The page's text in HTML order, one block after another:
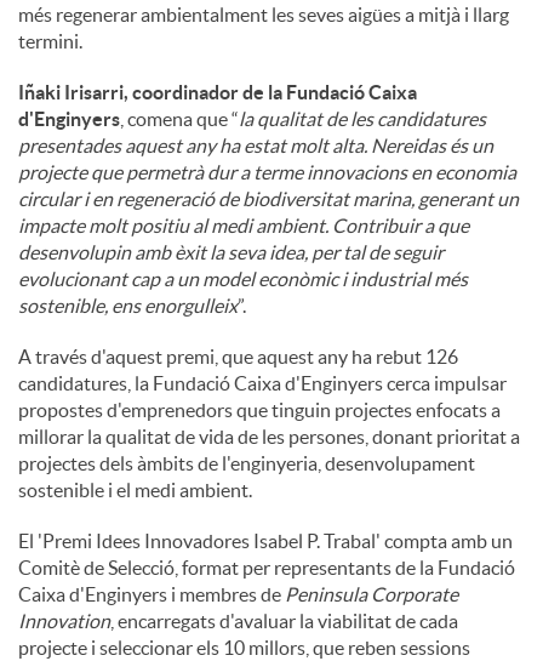
més regenerar ambientalment les seves aigües a mitjà i llarg
termini.
Iñaki Irisarri, coordinador de la Fundació Caixa
d'Enginyers , comena que “la qualitat de les candidatures
presentades aquest any ha estat molt alta. Nereidas és un
projecte que permetrà dur a terme innovacions en economia
circular i en regeneració de biodiversitat marina, generant un
impacte molt positiu al medi ambient. Contribuir a que
desenvolupin amb èxit la seva idea, per tal de seguir
evolucionant cap a un model econòmic i industrial més
sostenible, ens enorgulleix”.
A través d'aquest premi, que aquest any ha rebut 126
candidatures, la Fundació Caixa d'Enginyers cerca impulsar
propostes d'emprenedors que tinguin projectes enfocats a
millorar la qualitat de vida de les persones, donant prioritat a
projectes dels àmbits de l'enginyeria, desenvolupament
sostenible i el medi ambient.
El 'Premi Idees Innovadores Isabel P. Trabal' compta amb un
Comitè de Selecció, format per representants de la Fundació
Caixa d'Enginyers i membres de Peninsula Corporate
Innovation, encarregats d'avaluar la viabilitat de cada
projecte i seleccionar els 10 millors, que reben sessions